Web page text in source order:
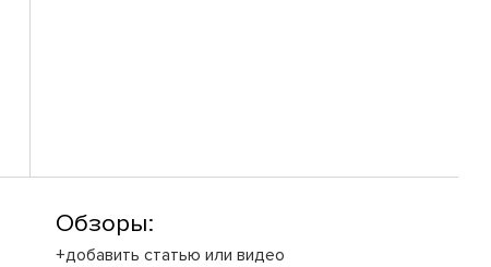
Обзоры:
+добавить статью или видео